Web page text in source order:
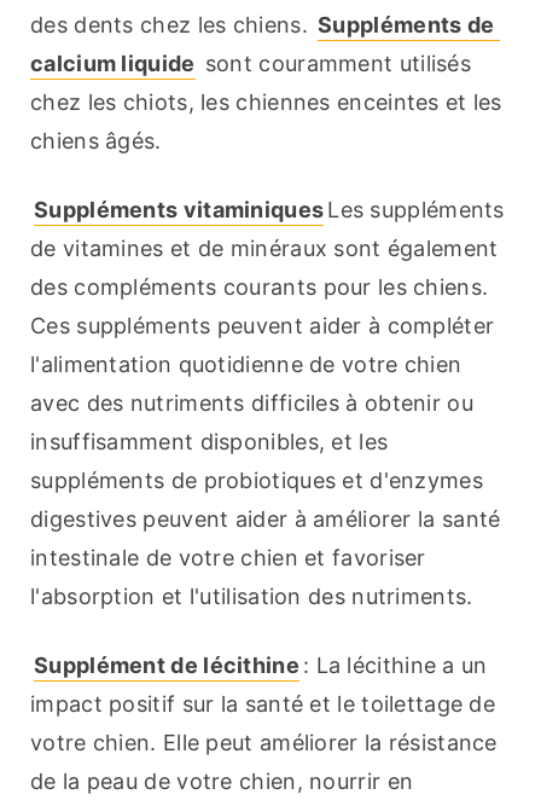
des dents chez les chiens. Suppléments de
calcium liquide sont couramment utilisés
chez les chiots, les chiennes enceintes et les
chiens âgés.
Suppléments vitaminiquesLes suppléments
de vitamines et de minéraux sont également
des compléments courants pour les chiens.
Ces suppléments peuvent aider à compléter
l'alimentation quotidienne de votre chien
avec des nutriments difficiles à obtenir ou
insuffisamment disponibles, et les
suppléments de probiotiques et d'enzymes
digestives peuvent aider à améliorer la santé
intestinale de votre chien et favoriser
l'absorption et l'utilisation des nutriments.
Supplément de lécithine : La lécithine a un
impact positif sur la santé et le toilettage de
votre chien. Elle peut améliorer la résistance
de la peau de votre chien, nourrir en